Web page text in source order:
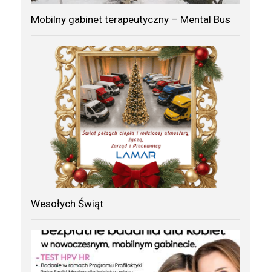
Mobilny gabinet terapeutyczny – Mental Bus
Wesołych Świąt